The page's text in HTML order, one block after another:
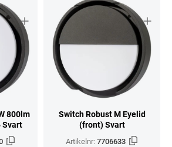
800lm
Svart
Switch Robust M Eyelid
(front) Svart
Artikelnr:7706633